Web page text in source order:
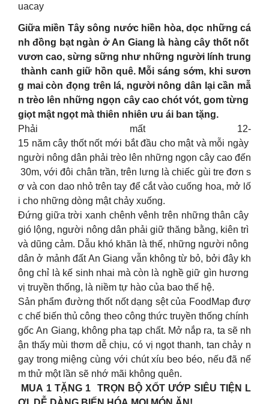
uacay
Giữa miền Tây sông nước hiền hòa, dọc những cá
nh đồng bạt ngàn ở An Giang là hàng cây thốt nốt
vươn cao, sừng sững như những người lính trung
thành canh giữ hồn quê. Mỗi sáng sớm, khi sươn
g mai còn đọng trên lá, người nông dân lại cần mẫ
n trèo lên những ngọn cây cao chót vót, gom từng
giọt mật ngọt mà thiên nhiên ưu ái ban tặng.
Phải mất 12-
15 năm cây thốt nốt mới bắt đầu cho mật và mỗi ngày
người nông dân phải trèo lên những ngọn cây cao đến
30m, với đôi chân trần, trên lưng là chiếc gùi tre đơn s
ơ và con dao nhỏ trên tay để cắt vào cuống hoa, mở lố
i cho những dòng mật chảy xuống.
Đứng giữa trời xanh chênh vênh trên những thân cây
gió lộng, người nông dân phải giữ thăng bằng, kiên trì
và dũng cảm. Dẫu khó khăn là thế, những người nông
dân ở mảnh đất An Giang vẫn không từ bỏ, bởi đây kh
ông chỉ là kế sinh nhai mà còn là nghề giữ gìn hương
vị truyền thống, là niềm tự hào của bao thế hệ.
Sản phẩm đường thốt nốt dạng sệt của FoodMap đượ
c chế biến thủ công theo công thức truyền thống chính
gốc An Giang, không pha tạp chất. Mở nắp ra, ta sẽ nh
ận thấy mùi thơm dễ chịu, có vị ngọt thanh, tan chảy n
gay trong miệng cùng với chút xíu beo béo, nếu đã nế
m thử một lần sẽ nhớ mãi không quên.
MUA 1 TẶNG 1 TRỌN BỘ XỐT ƯỚP SIÊU TIỆN L